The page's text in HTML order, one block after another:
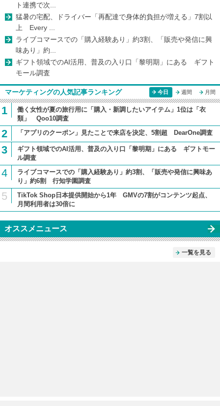
ト連携で次...
猛暑の宅配、ドライバー「再配達で身体的負担が増える」7割以
上 Every ...
ライブコマースでの「購入経験あり」約3割、「販売や発信に興
味あり」約...
ギフト領域でのAI活用、普及の入り口「黎明期」にある ギフト
モール調査
マーケティングの人気記事ランキング 今日 週間 月間
1
働く女性が夏の旅行用に「購入・新調したいアイテム」1位は「衣
類」 Qoo10調査
2 「アプリのクーポン」見たことで来店を決定、5割超 DearOne調査
3
ギフト領域でのAI活用、普及の入り口「黎明期」にある ギフトモー
ル調査
4
ライブコマースでの「購入経験あり」約3割、「販売や発信に興味あ
り」約6割 行知学園調査
5
TikTok Shop日本提供開始から1年 GMVの7割がコンテンツ起点、
月間利用者は30倍に
オススメニュース
一覧を見る